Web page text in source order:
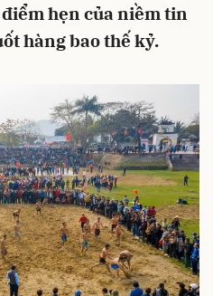
hẹn của niềm tin
hàng bao thế kỷ.